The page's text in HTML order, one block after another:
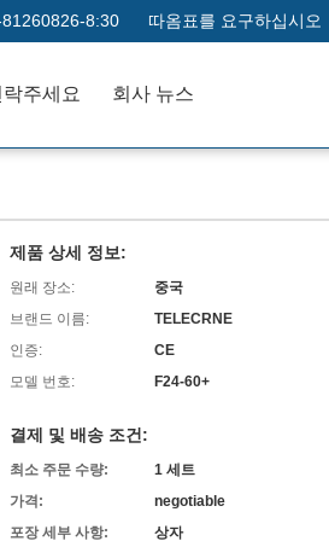
8:30 따옴표를 요구하십시오
주세요 회사 뉴스
제품 상세 정보:
원래 장소:
중국
브랜드 이름:
TELECRNE
인증:
CE
모델 번호:
F24-60+
결제 및 배송 조건:
최소 주문 수량:
1 세트
가격:
negotiable
포장 세부 사항:
상자